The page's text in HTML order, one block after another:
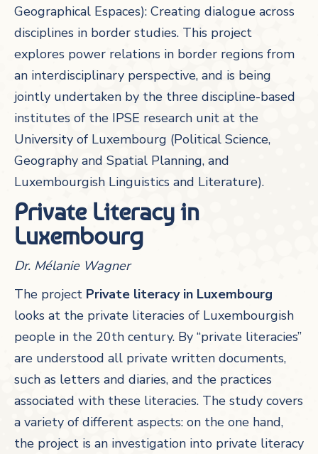
Geographical Espaces): Creating dialogue across
disciplines in border studies. This project
explores power relations in border regions from
an interdisciplinary perspective, and is being
jointly undertaken by the three discipline-based
institutes of the IPSE research unit at the
University of Luxembourg (Political Science,
Geography and Spatial Planning, and
Luxembourgish Linguistics and Literature).
Private Literacy in
Luxembourg
Dr. Mélanie Wagner
The project Private literacy in Luxembourg
looks at the private literacies of Luxembourgish
people in the 20th century. By “private literacies”
are understood all private written documents,
such as letters and diaries, and the practices
associated with these literacies. The study covers
a variety of different aspects: on the one hand,
the project is an investigation into private literacy